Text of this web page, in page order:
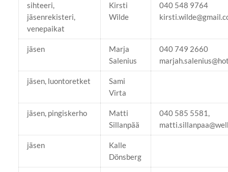
sihteeri,
jäsenrekisteri,
venepaikat
Kirsti
Wilde
040 548 9764
jäsen
Marja
Salenius
040 749 2660
jäsen, luontoretket
Sami
Virta
jäsen, pingiskerho
Matti
Sillanpää
040 585 5581,
jäsen
Kalle
Dönsberg